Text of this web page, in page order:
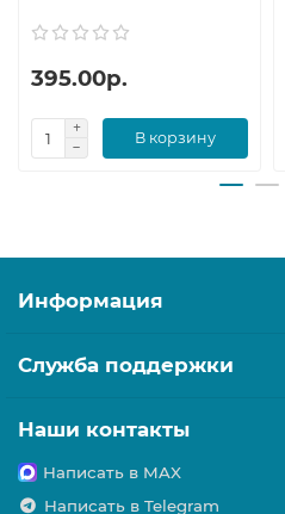
395.00р.
В корзину
Информация
Служба поддержки
Наши контакты
Написать в MAX
Написать в Telegram